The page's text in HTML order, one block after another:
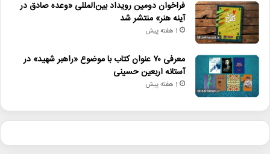
فراخوان دومین رویداد بین‌المللی «وعده صادق در
آینه هنر» منتشر شد
1 هفته پیش
معرفی ۷۰ عنوان کتاب با موضوع «راهبر شهید» در
آستانه اربعین حسینی
1 هفته پیش